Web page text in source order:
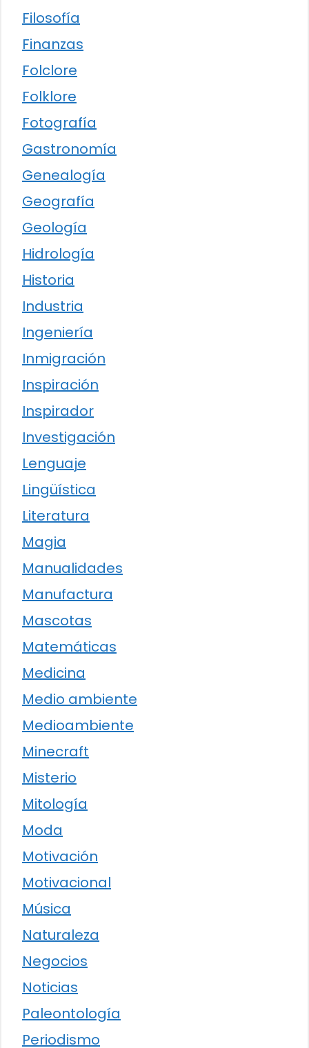
Filosofía
Finanzas
Folclore
Folklore
Fotografía
Gastronomía
Genealogía
Geografía
Geología
Hidrología
Historia
Industria
Ingeniería
Inmigración
Inspiración
Inspirador
Investigación
Lenguaje
Lingüística
Literatura
Magia
Manualidades
Manufactura
Mascotas
Matemáticas
Medicina
Medio ambiente
Medioambiente
Minecraft
Misterio
Mitología
Moda
Motivación
Motivacional
Música
Naturaleza
Negocios
Noticias
Paleontología
Periodismo